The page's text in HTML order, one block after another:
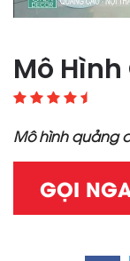
Mô Hình
Mô hình quảng
GỌI